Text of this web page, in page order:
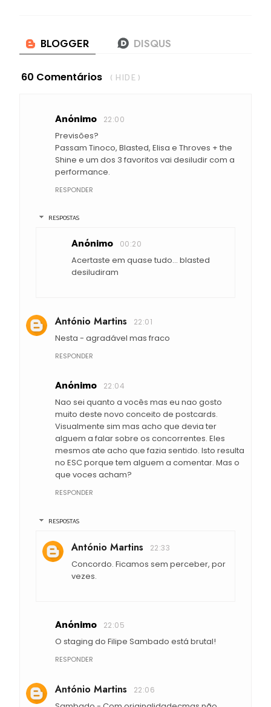
60 Comentários ( HIDE )
Anónimo 22:00
Previsões?
Passam Tinoco, Blasted, Elisa e Throves + the
Shine e um dos 3 favoritos vai desiludir com a
performance.
RESPONDER
RESPOSTAS
Anónimo 00:20
Acertaste em quase tudo... blasted
desiludiram
António Martins 22:01
Nesta - agradável mas fraco
RESPONDER
Anónimo 22:04
Nao sei quanto a vocês mas eu nao gosto
muito deste novo conceito de postcards.
Visualmente sim mas acho que devia ter
alguem a falar sobre os concorrentes. Eles
mesmos ate acho que fazia sentido. Isto resulta
no ESC porque tem alguem a comentar. Mas o
que voces acham?
RESPONDER
RESPOSTAS
António Martins 22:33
Concordo. Ficamos sem perceber, por
vezes.
Anónimo 22:05
O staging do Filipe Sambado está brutal!
RESPONDER
António Martins 22:06